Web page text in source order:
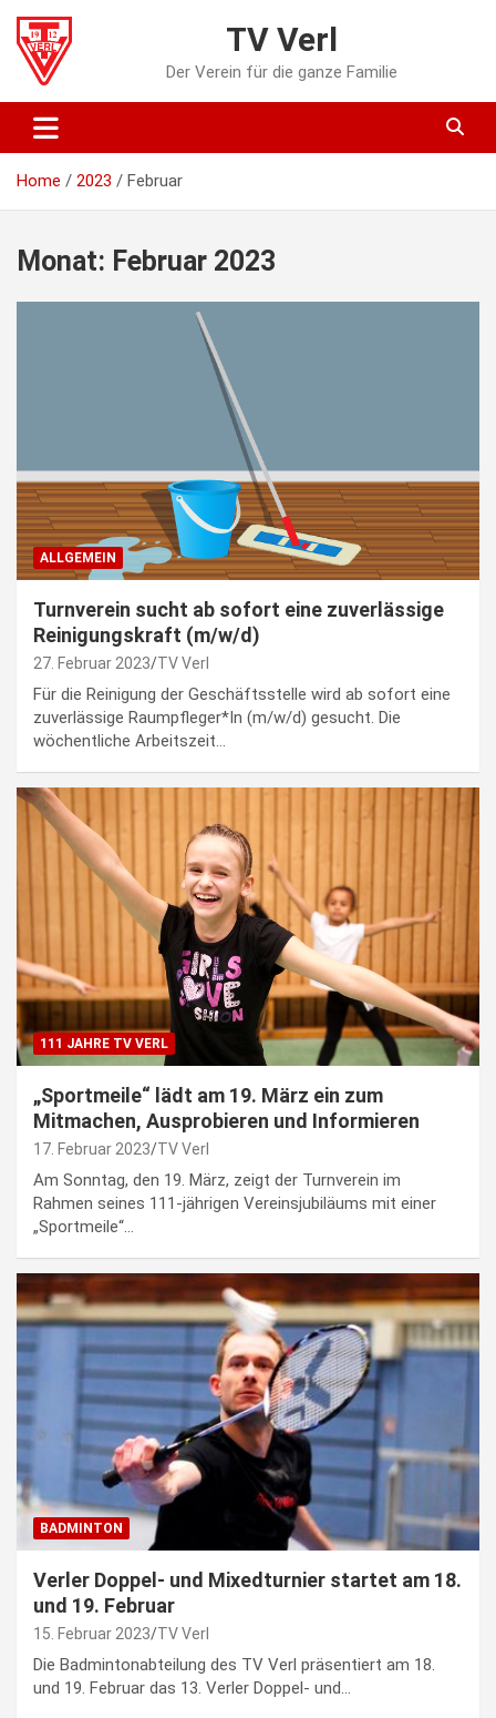
content
TV Verl
Der Verein für die ganze Familie
Home 2023 Februar
Monat: Februar 2023
ALLGEMEIN
Turnverein sucht ab sofort eine zuverlässige
Reinigungskraft (m/w/d)
27. Februar 2023 TV Verl
Für die Reinigung der Geschäftsstelle wird ab sofort eine
zuverlässige Raumpfleger*In (m/w/d) gesucht. Die
wöchentliche Arbeitszeit…
111 JAHRE TV VERL
„Sportmeile“ lädt am 19. März ein zum
Mitmachen, Ausprobieren und Informieren
17. Februar 2023 TV Verl
Am Sonntag, den 19. März, zeigt der Turnverein im
Rahmen seines 111-jährigen Vereinsjubiläums mit einer
„Sportmeile“…
BADMINTON
Verler Doppel- und Mixedturnier startet am 18.
und 19. Februar
15. Februar 2023 TV Verl
Die Badmintonabteilung des TV Verl präsentiert am 18.
und 19. Februar das 13. Verler Doppel- und…